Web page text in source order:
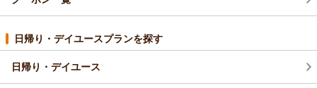
日帰り・デイユースプランを探す
日帰り・デイユース